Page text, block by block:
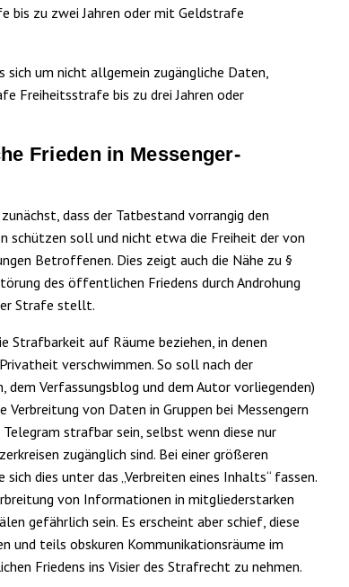
bis zu zwei Jahren oder mit Geldstrafe
sich um nicht allgemein zugängliche Daten,
Freiheitsstrafe bis zu drei Jahren oder
Frieden in Messenger-
dass der Tatbestand vorrangig den
schützen soll und nicht etwa die Freiheit der von
Betroffenen. Dies zeigt auch die Nähe zu §
des öffentlichen Friedens durch Androhung
Strafe stellt.
Strafbarkeit auf Räume beziehen, in denen
verschwimmen. So soll nach der
Verfassungsblog und dem Autor vorliegenden)
Verbreitung von Daten in Gruppen bei Messengern
strafbar sein, selbst wenn diese nur
zugänglich sind. Bei einer größeren
dies unter das „Verbreiten eines Inhalts“ fassen.
von Informationen in mitgliederstarken
gefährlich sein. Es erscheint aber schief, diese
und teils obskuren Kommunikationsräume im
Friedens ins Visier des Strafrecht zu nehmen.